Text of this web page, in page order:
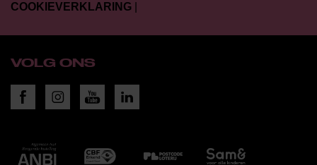
COOKIEVERKLARING
VOLG ONS